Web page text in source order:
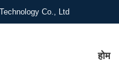
Co., Ltd
होम